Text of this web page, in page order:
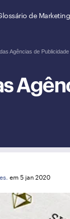
de
Agências de
em 5 jan 2020